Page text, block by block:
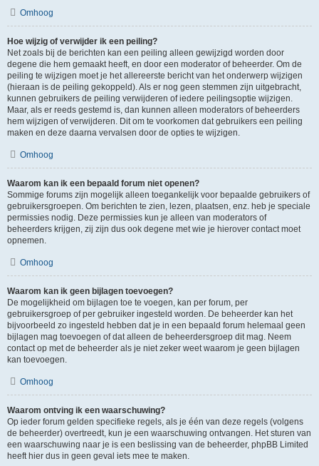
Omhoog
Hoe wijzig of verwijder ik een peiling?
Net zoals bij de berichten kan een peiling alleen gewijzigd worden door
degene die hem gemaakt heeft, en door een moderator of beheerder. Om de
peiling te wijzigen moet je het allereerste bericht van het onderwerp wijzigen
(hieraan is de peiling gekoppeld). Als er nog geen stemmen zijn uitgebracht,
kunnen gebruikers de peiling verwijderen of iedere peilingsoptie wijzigen.
Maar, als er reeds gestemd is, dan kunnen alleen moderators of beheerders
hem wijzigen of verwijderen. Dit om te voorkomen dat gebruikers een peiling
maken en deze daarna vervalsen door de opties te wijzigen.
Omhoog
Waarom kan ik een bepaald forum niet openen?
Sommige forums zijn mogelijk alleen toegankelijk voor bepaalde gebruikers of
gebruikersgroepen. Om berichten te zien, lezen, plaatsen, enz. heb je speciale
permissies nodig. Deze permissies kun je alleen van moderators of
beheerders krijgen, zij zijn dus ook degene met wie je hierover contact moet
opnemen.
Omhoog
Waarom kan ik geen bijlagen toevoegen?
De mogelijkheid om bijlagen toe te voegen, kan per forum, per
gebruikersgroep of per gebruiker ingesteld worden. De beheerder kan het
bijvoorbeeld zo ingesteld hebben dat je in een bepaald forum helemaal geen
bijlagen mag toevoegen of dat alleen de beheerdersgroep dit mag. Neem
contact op met de beheerder als je niet zeker weet waarom je geen bijlagen
kan toevoegen.
Omhoog
Waarom ontving ik een waarschuwing?
Op ieder forum gelden specifieke regels, als je één van deze regels (volgens
de beheerder) overtreedt, kun je een waarschuwing ontvangen. Het sturen van
een waarschuwing naar je is een beslissing van de beheerder, phpBB Limited
heeft hier dus in geen geval iets mee te maken.